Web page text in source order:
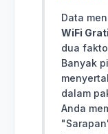
Data
WiFi
dua
Banyak
dalam
Anda